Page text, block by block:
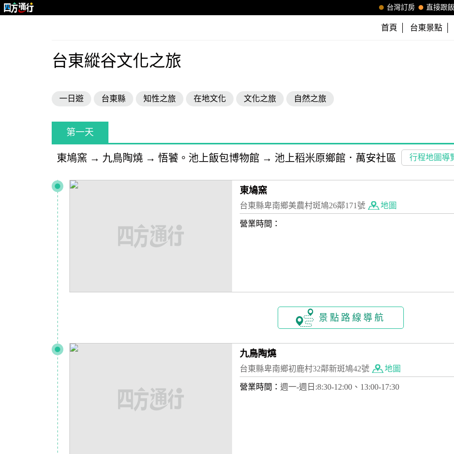
直接跟
台灣訂房
首頁 台東景點
台東縱谷文化之旅
一日遊 台東縣 知性之旅 在地文化 文化之旅 自然之旅
第一天
東鳩窯 → 九鳥陶燒 → 悟饕。池上飯包博物館 → 池上稻米原鄉館．萬安社區 行程地圖導
東鳩窯
台東縣卑南鄉美農村斑鳩26鄰171號 地圖
營業時間：
景點路線導航
九鳥陶燒
台東縣卑南鄉初鹿村32鄰新斑鳩42號 地圖
營業時間： 週一-週日:8:30-12:00、13:00-17:30